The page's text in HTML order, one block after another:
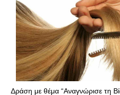
Δράση με θέμα “Αναγνώρισε τη